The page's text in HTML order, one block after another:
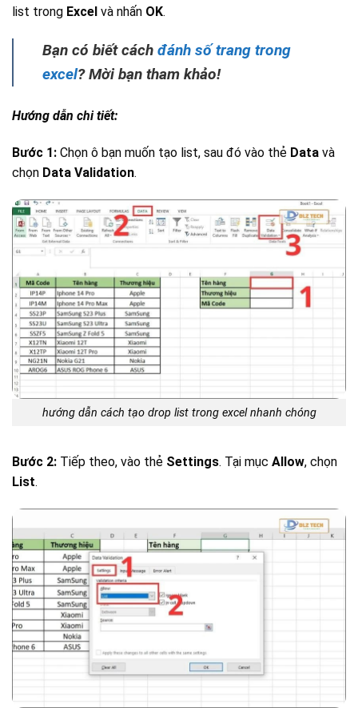
list trong Excel và nhấn OK.
Bạn có biết cách đánh số trang trong
excel? Mời bạn tham khảo!
Hướng dẫn chi tiết:
Bước 1: Chọn ô bạn muốn tạo list, sau đó vào thẻ Data và
chọn Data Validation.
hướng dẫn cách tạo drop list trong excel nhanh chóng
Bước 2: Tiếp theo, vào thẻ Settings. Tại mục Allow, chọn
List.